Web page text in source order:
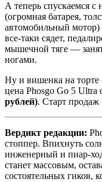
А теперь спускаемся с
(огромная батарея,
автомобильный мотор)
все-таки сядет,
мышечной тяге —
ногами.
Ну и вишенка на
цена Phosgo Go 5 Ultra
рублей). Старт
Вердикт редакции:
стоппер. Впихнуть
инженерный и пиар-
станет массовым,
состоятельных гиков,